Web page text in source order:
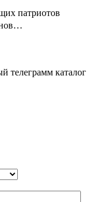
патриотов
телеграмм каталог